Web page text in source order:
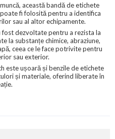
această bandă de etichete
fi folosită pentru a identifica
sau al altor echipamente.
fost dezvoltate pentru a rezista la
la substanțe chimice, abraziune,
ceea ce le face potrivite pentru
sau exterior.
este ușoară și benzile de etichete
și materiale, oferind liberate în